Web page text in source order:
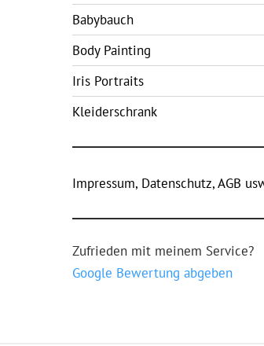
Babybauch
Body Painting
Iris Portraits
Kleiderschrank
Impressum, Datenschutz, AGB
Zufrieden mit meinem Service?
Google Bewertung abgeben